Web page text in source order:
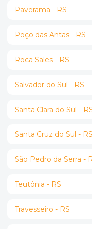
Paverama - RS
Poço das Antas - RS
Roca Sales - RS
Salvador do Sul - RS
Santa Clara do Sul - RS
Santa Cruz do Sul - RS
São Pedro da Serra -
Teutônia - RS
Travesseiro - RS